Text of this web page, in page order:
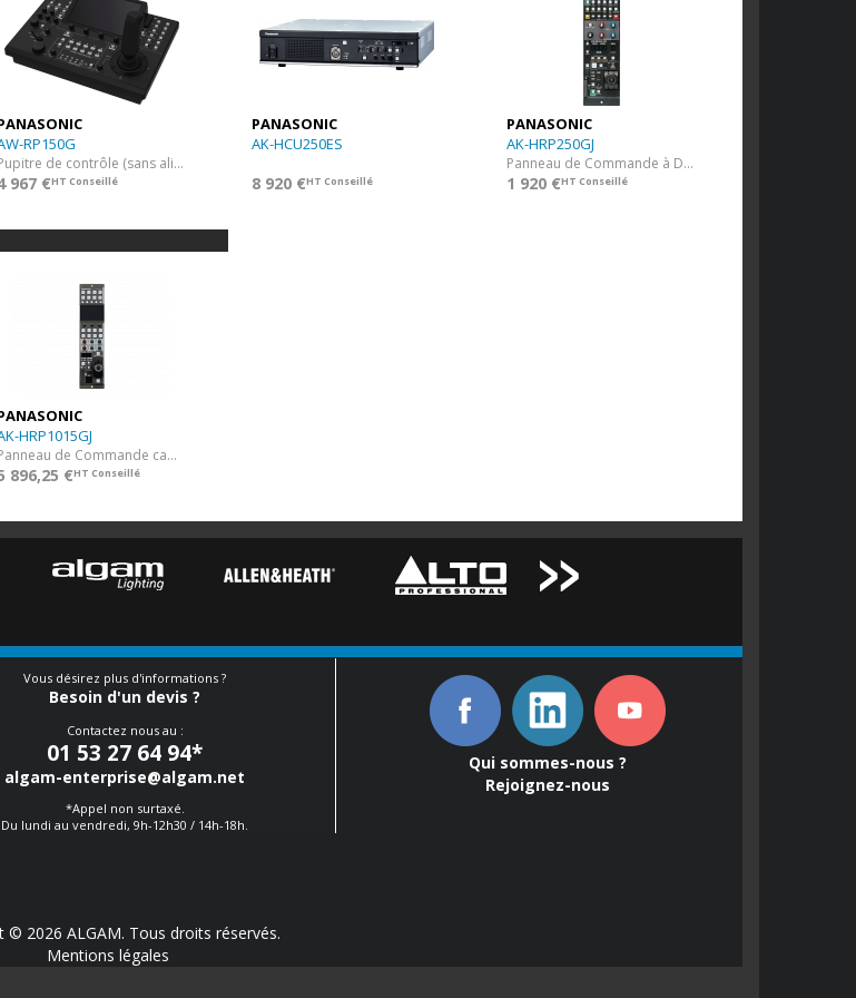
RP150G
Pupitre de contrôle (sans alim.)
967 €HT Conseillé
PANASONIC
AK-HCU250ES
8 920 €HT Conseillé
PANASONIC
AK-HRP250GJ
Panneau de Commande à Distance
1 920 €HT Conseillé
HRP1015GJ
Panneau de Commande caméra
896,25 €HT Conseillé
Vous désirez plus d'informations ?
Besoin d'un devis ?
Contactez nous au :
01 53 27 64 94*
algam-enterprise@algam.net
*Appel non surtaxé.
Du lundi au vendredi, 9h-12h30 / 14h-18h.
Qui sommes-nous ?
Rejoignez-nous
© 2026 ALGAM. Tous droits réservés.
Mentions légales